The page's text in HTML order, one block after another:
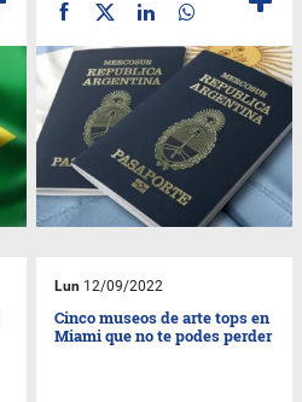
Lun 12/09/2022
Cinco museos de arte tops en
Miami que no te podes perder